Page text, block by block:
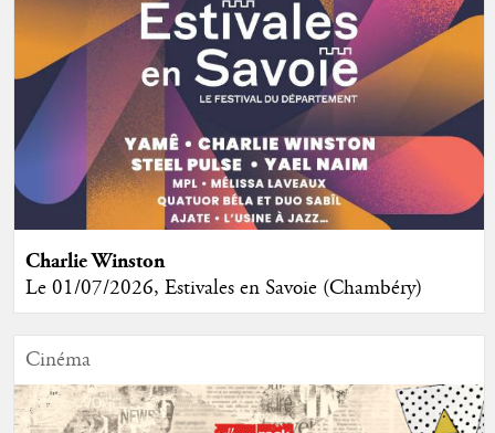
Charlie Winston
Le 01/07/2026, Estivales en Savoie (Chambéry)
Cinéma